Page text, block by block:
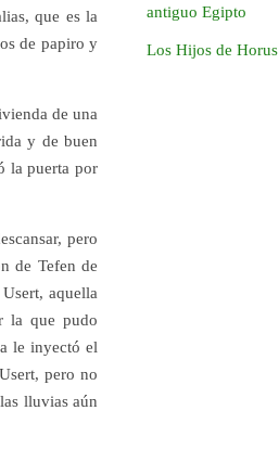
que es la
de papiro y
de una
y de buen
la puerta por
pero
de Tefen de
aquella
la que pudo
le inyectó el
pero no
lluvias aún
antiguo Egipto
Los Hijos de Horus